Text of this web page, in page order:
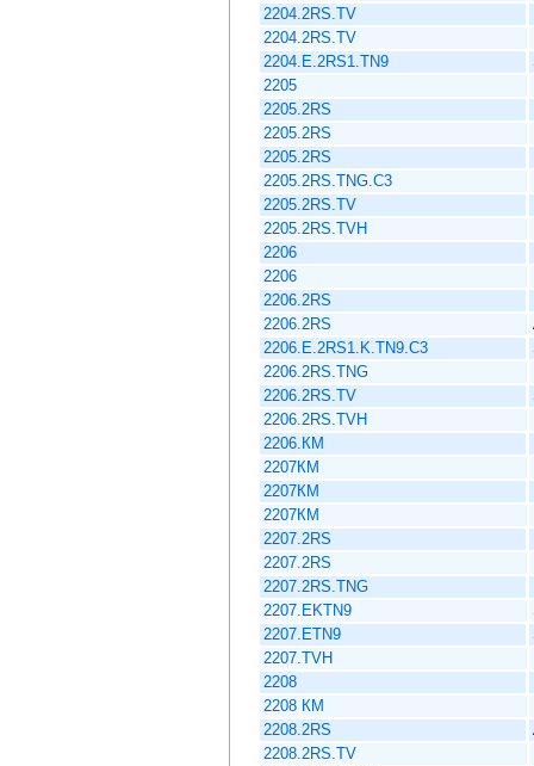
2204.2RS.TV
2204.2RS.TV
2204.E.2RS1.TN9
2205
2205.2RS
2205.2RS
2205.2RS
2205.2RS.TNG.C3
2205.2RS.TV
2205.2RS.TVH
2206
2206
2206.2RS
2206.2RS
2206.E.2RS1.K.TN9.C3
2206.2RS.TNG
2206.2RS.TV
2206.2RS.TVH
2206.КМ
2207КМ
2207КМ
2207КМ
2207.2RS
2207.2RS
2207.2RS.TNG
2207.EKTN9
2207.ETN9
2207.TVH
2208
2208 КМ
2208.2RS
2208.2RS.TV